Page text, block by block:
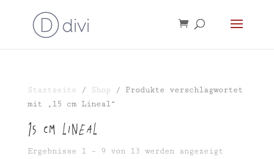
Startseite / Shop / Produkte verschlagwortet
mit „15 cm Lineal“
15 cm Lineal
Ergebnisse 1 – 9 von 13 werden angezeigt